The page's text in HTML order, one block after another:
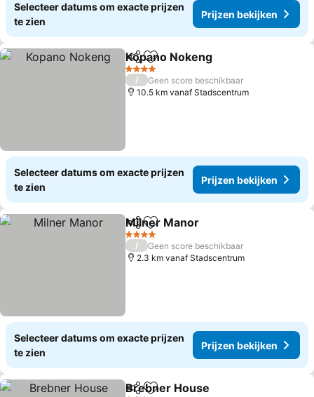
Selecteer datums om exacte prijzen
te zien
Prijzen bekijken
DelenToevoegen aan favorieten
Kopano Nokeng
4 Sterren
/
Geen score beschikbaar
10.5 km vanaf Stadscentrum
Selecteer datums om exacte prijzen
te zien
Prijzen bekijken
DelenToevoegen aan favorieten
Milner Manor
4 Sterren
/
Geen score beschikbaar
2.3 km vanaf Stadscentrum
Selecteer datums om exacte prijzen
te zien
Prijzen bekijken
Delen
Brebner House